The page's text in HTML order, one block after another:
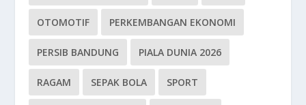
OTOMOTIF PERKEMBANGAN EKONOMI
PERSIB BANDUNG PIALA DUNIA 2026
RAGAM SEPAK BOLA SPORT